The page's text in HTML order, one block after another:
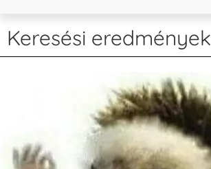
Keresési eredmények